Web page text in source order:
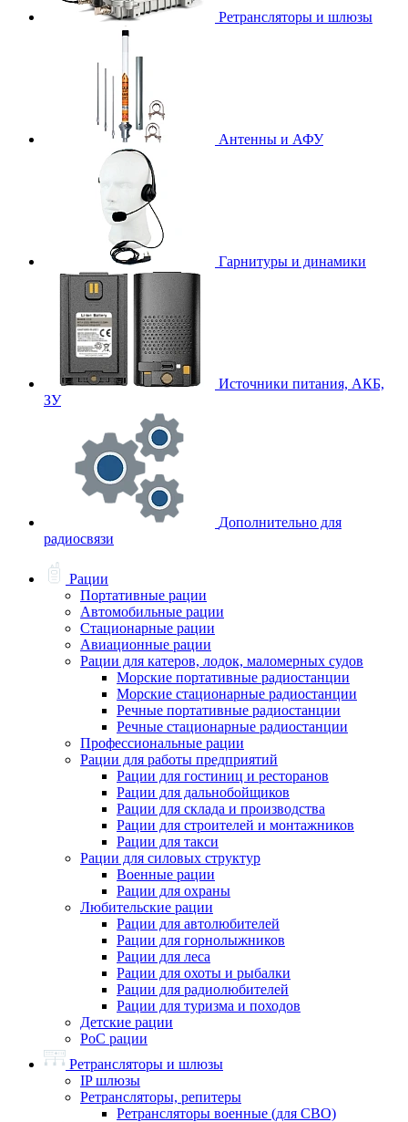
Ретрансляторы и шлюзы
Антенны и АФУ
Гарнитуры и динамики
Источники питания, АКБ,
ЗУ
Дополнительно для
радиосвязи
Рации
Портативные рации
Автомобильные рации
Стационарные рации
Авиационные рации
Рации для катеров, лодок, маломерных судов
Морские портативные радиостанции
Морские стационарные радиостанции
Речные портативные радиостанции
Речные стационарные радиостанции
Профессиональные рации
Рации для работы предприятий
Рации для гостиниц и ресторанов
Рации для дальнобойщиков
Рации для склада и производства
Рации для строителей и монтажников
Рации для такси
Рации для силовых структур
Военные рации
Рации для охраны
Любительские рации
Рации для автолюбителей
Рации для горнолыжников
Рации для леса
Рации для охоты и рыбалки
Рации для радиолюбителей
Рации для туризма и походов
Детские рации
PoC рации
Ретрансляторы и шлюзы
IP шлюзы
Ретрансляторы, репитеры
Ретрансляторы военные (для СВО)